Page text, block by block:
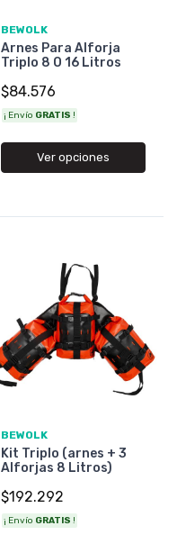
BEWOLK
Arnes Para Alforja
Triplo 8 O 16 Litros
$84.576
¡ Envío GRATIS !
Ver opciones
BEWOLK
Kit Triplo (arnes + 3
Alforjas 8 Litros)
$192.292
¡ Envío GRATIS !